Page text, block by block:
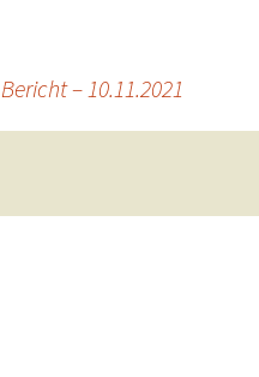
Bericht – 10.11.2021